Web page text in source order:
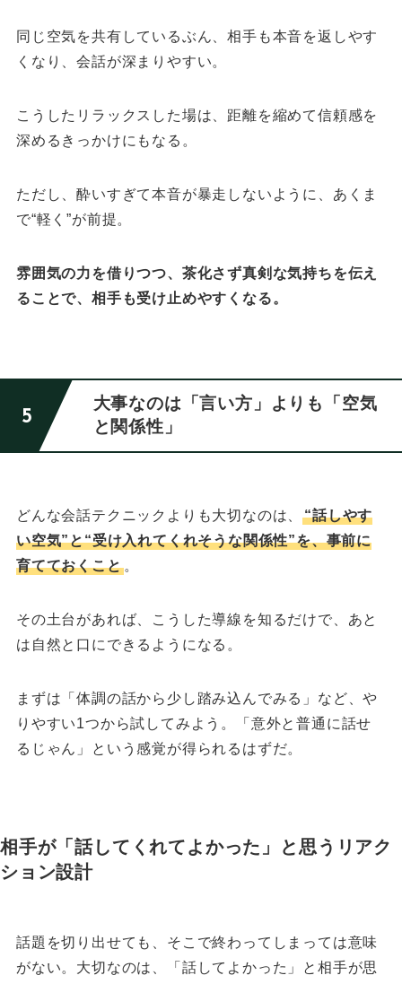
同じ空気を共有しているぶん、相手も本音を返しやす
くなり、会話が深まりやすい。
こうしたリラックスした場は、距離を縮めて信頼感を
深めるきっかけにもなる。
ただし、酔いすぎて本音が暴走しないように、あくま
で“軽く”が前提。
雰囲気の力を借りつつ、茶化さず真剣な気持ちを伝え
ることで、相手も受け止めやすくなる。
大事なのは「言い方」よりも「空気
と関係性」
どんな会話テクニックよりも大切なのは、“話しやす
い空気”と“受け入れてくれそうな関係性”を、事前に
育てておくこと。
その土台があれば、こうした導線を知るだけで、あと
は自然と口にできるようになる。
まずは「体調の話から少し踏み込んでみる」など、や
りやすい1つから試してみよう。
「意外と普通に話せ
るじゃん」という感覚が得られるはずだ。
相手が「話してくれてよかった」と思うリアク
ション設計
話題を切り出せても、そこで終わってしまっては意味
がない。 大切なのは、「話してよかった」と相手が思